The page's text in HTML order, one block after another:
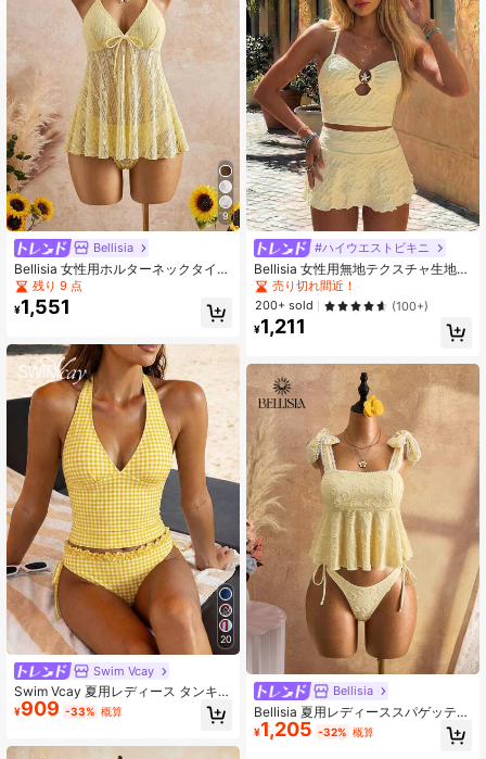
9
Bellisia
Bellisia 女性用ホルターネックタイド
レスとトライアングルビキニボトム2
ピース水着セット、夏休みとビーチ
に適しています
残り 9 点
¥1,551
20
Swim Vcay
Swim Vcay 夏用レディース タンキニ
2点セット、コーヒー チェック柄 フ
リル ホルターネック タイトップ、ド
¥909 -33% 概算
#ハイウエストビキニ
Bellisia 女性用無地テクスチャ生地メ
タルデコレーション ビキニ水着セッ
ト、ビーチ&リゾート
売り切れ間近！
200+ sold
(100+)
¥1,211
Bellisia
Bellisia 夏用レディーススパゲッティ
ストラップビキニトップ、テクスチ
ャードギャザー生地、レーストリム
¥1,205 -32% 概算